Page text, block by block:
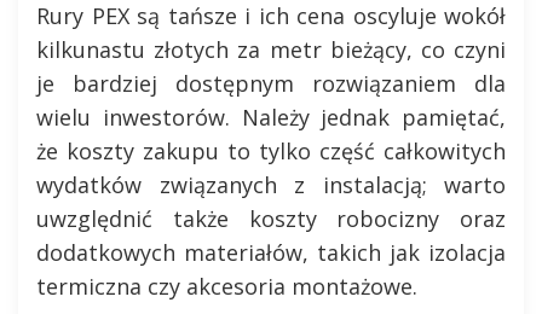
Rury PEX są tańsze i ich cena oscyluje wokół
kilkunastu złotych za metr bieżący, co czyni
je bardziej dostępnym rozwiązaniem dla
wielu inwestorów. Należy jednak pamiętać,
że koszty zakupu to tylko część całkowitych
wydatków związanych z instalacją; warto
uwzględnić także koszty robocizny oraz
dodatkowych materiałów, takich jak izolacja
termiczna czy akcesoria montażowe.